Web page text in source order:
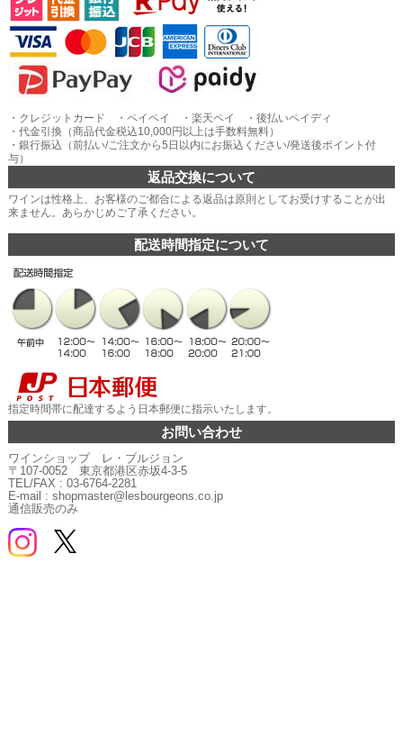
・クレジットカード ・ペイペイ ・楽天ペイ ・後払いペイディ
・代金引換（商品代金税込10,000円以上は手数料無料）
・銀行振込（前払い/ご注文から5日以内にお振込ください/発送後ポイント付
与）
返品交換について
ワインは性格上、お客様のご都合による返品は原則としてお受けすることが出
来ません。あらかじめご了承ください。
配送時間指定について
指定時間帯に配達するよう日本郵便に指示いたします。
お問い合わせ
ワインショップ レ・ブルジョン
〒107-0052 東京都港区赤坂4-3-5
TEL/FAX : 03-6764-2281
E-mail : shopmaster@lesbourgeons.co.jp
通信販売のみ